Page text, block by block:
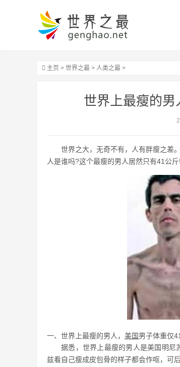
主页 > 世界之最 > 人类之最 >
世界上最瘦的男
世界之大，无奇不有，人有胖瘦之差
人是谁吗?这个最瘦的男人居然只有41公
一、世界上最瘦的男人， 美国男子体重仅
据悉，世界上最瘦的男人是美国明
兹看自己瘦成皮包骨的样子都会作呕，可